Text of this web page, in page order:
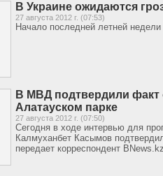
В Украине ожидаются
27 августа 2012 г. (07:53)
Начало последней летней
В МВД подтвердили факт
Алатауском парке
27 августа 2012 г. (07:50)
Сегодня в ходе интервью для
Калмуханбет Касымов
передает корреспондент